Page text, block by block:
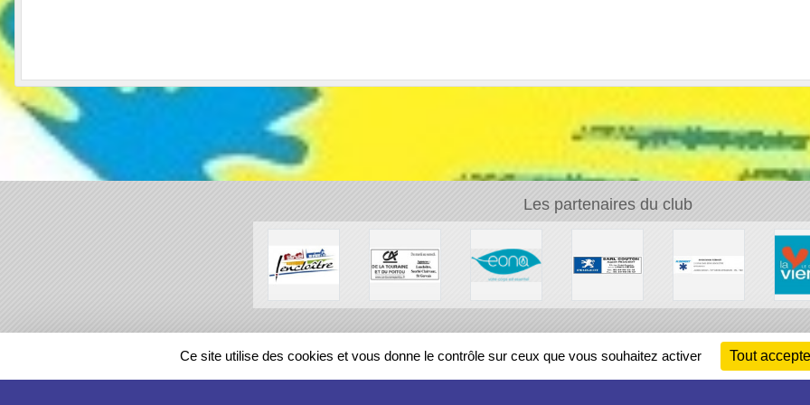
Les partenaires du club
REGIONS
Ce site utilise des cookies et vous donne le contrôle sur ceux que vous souhaitez activer Tout